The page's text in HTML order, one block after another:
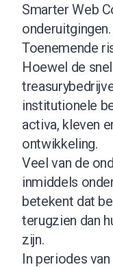
Smarter Web
onderuitgingen.
Toenemende
Hoewel de
institutionele
activa, kleven
ontwikkeling.
Veel van de
inmiddels
betekent dat
terugzien dan
zijn.
In periodes